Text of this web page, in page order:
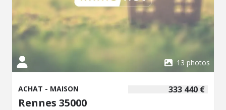
13 photos
333 440 €
ACHAT - MAISON
Rennes 35000